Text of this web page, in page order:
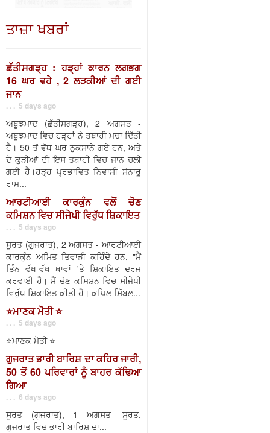
ਤਾਜ਼ਾ ਖਬਰਾਂ
ਛੱਤੀਸਗੜ੍ਹ : ਹੜ੍ਹਾਂ ਕਾਰਨ ਲਗਭਗ
16 ਘਰ ਵਹੇ , 2 ਲੜਕੀਆਂ ਦੀ ਗਈ
ਜਾਨ
. . . 5 days ago
ਅਬੂਝਮਾਦ (ਛੱਤੀਸਗੜ੍ਹ), 2 ਅਗਸਤ -
ਅਬੂਝਮਾਦ ਵਿਚ ਹੜ੍ਹਾਂ ਨੇ ਤਬਾਹੀ ਮਚਾ ਦਿੱਤੀ
ਹੈ। 50 ਤੋਂ ਵੱਧ ਘਰ ਨੁਕਸਾਨੇ ਗਏ ਹਨ, ਅਤੇ
ਦੋ ਕੁੜੀਆਂ ਦੀ ਇਸ ਤਬਾਹੀ ਵਿਚ ਜਾਨ ਚਲੀ
ਗਈ ਹੈ।ਹੜ੍ਹ ਪ੍ਰਭਾਵਿਤ ਨਿਵਾਸੀ ਸੋਨਾਰੂ
ਰਾਮ...
ਆਰਟੀਆਈ ਕਾਰਕੁੰਨ ਵਲੋਂ ਚੋਣ
ਕਮਿਸ਼ਨ ਵਿਚ ਸੀਜੇਪੀ ਵਿਰੁੱਧ ਸ਼ਿਕਾਇਤ
. . . 5 days ago
ਸੂਰਤ (ਗੁਜਰਾਤ), 2 ਅਗਸਤ - ਆਰਟੀਆਈ
ਕਾਰਕੁੰਨ ਅਮਿਤ ਤਿਵਾੜੀ ਕਹਿੰਦੇ ਹਨ, "ਮੈਂ
ਤਿੰਨ ਵੱਖ-ਵੱਖ ਥਾਵਾਂ 'ਤੇ ਸ਼ਿਕਾਇਤ ਦਰਜ
ਕਰਵਾਈ ਹੈ। ਮੈਂ ਚੋਣ ਕਮਿਸ਼ਨ ਵਿਚ ਸੀਜੇਪੀ
ਵਿਰੁੱਧ ਸ਼ਿਕਾਇਤ ਕੀਤੀ ਹੈ। ਕਪਿਲ ਸਿੱਬਲ...
⭐️ਮਾਣਕ ਮੋਤੀ ⭐️
. . . 5 days ago
⭐️ਮਾਣਕ ਮੋਤੀ ⭐️
ਗੁਜਰਾਤ ਭਾਰੀ ਬਾਰਿਸ਼ ਦਾ ਕਹਿਰ ਜਾਰੀ,
50 ਤੋਂ 60 ਪਰਿਵਾਰਾਂ ਨੂੰ ਬਾਹਰ ਕੱਢਿਆ
ਗਿਆ
. . . 6 days ago
ਸੂਰਤ (ਗੁਜਰਾਤ), 1 ਅਗਸਤ- ਸੂਰਤ,
ਗੁਜਰਾਤ ਵਿਚ ਭਾਰੀ ਬਾਰਿਸ਼ ਦਾ...